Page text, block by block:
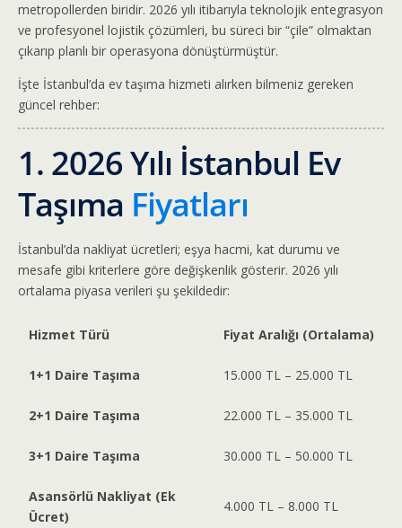
metropollerden biridir. 2026 yılı itibarıyla teknolojik entegrasyon
ve profesyonel lojistik çözümleri, bu süreci bir “çile” olmaktan
çıkarıp planlı bir operasyona dönüştürmüştür.
İşte İstanbul’da ev taşıma hizmeti alırken bilmeniz gereken
güncel rehber:
1. 2026 Yılı İstanbul Ev
Taşıma Fiyatları
İstanbul’da nakliyat ücretleri; eşya hacmi, kat durumu ve
mesafe gibi kriterlere göre değişkenlik gösterir. 2026 yılı
ortalama piyasa verileri şu şekildedir:
Hizmet Türü Fiyat Aralığı (Ortalama)
1+1 Daire Taşıma 15.000 TL – 25.000 TL
2+1 Daire Taşıma 22.000 TL – 35.000 TL
3+1 Daire Taşıma 30.000 TL – 50.000 TL
Asansörlü Nakliyat (Ek
Ücret)
4.000 TL – 8.000 TL